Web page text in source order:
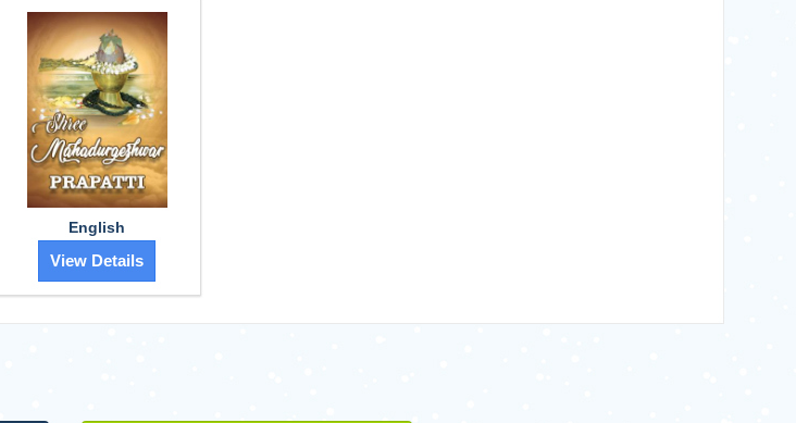
English
View Details